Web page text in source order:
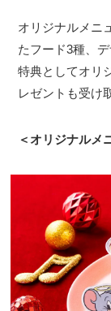
オリジナルメニ
たフード3種、
特典としてオリ
レゼントも受け
＜オリジナルメ